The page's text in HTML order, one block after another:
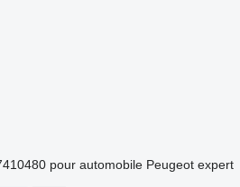
pour automobile Peugeot expert